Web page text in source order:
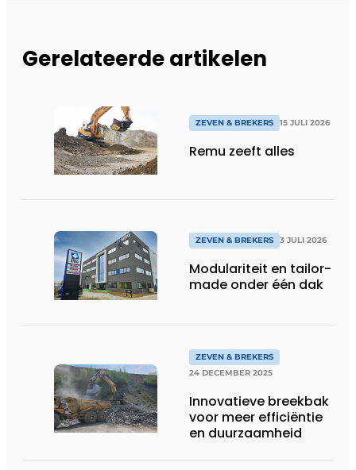
Gerelateerde artikelen
ZEVEN & BREKERS 15 JULI 2026
Remu zeeft alles
ZEVEN & BREKERS 3 JULI 2026
Modulariteit en tailor-
made onder één dak
ZEVEN & BREKERS
24 DECEMBER 2025
Innovatieve breekbak
voor meer efficiëntie
en duurzaamheid